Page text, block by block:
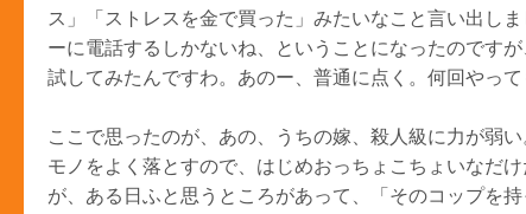
ス」「ストレスを金で買った」みたいなこと言い出し
ーに電話するしかないね、ということになったのですが
試してみたんですわ。あのー、普通に点く。何回やって
ここで思ったのが、あの、うちの嫁、殺人級に力が弱い
モノをよく落とすので、はじめおっちょこちょいなだ
が、ある日ふと思うところがあって、「そのコップを